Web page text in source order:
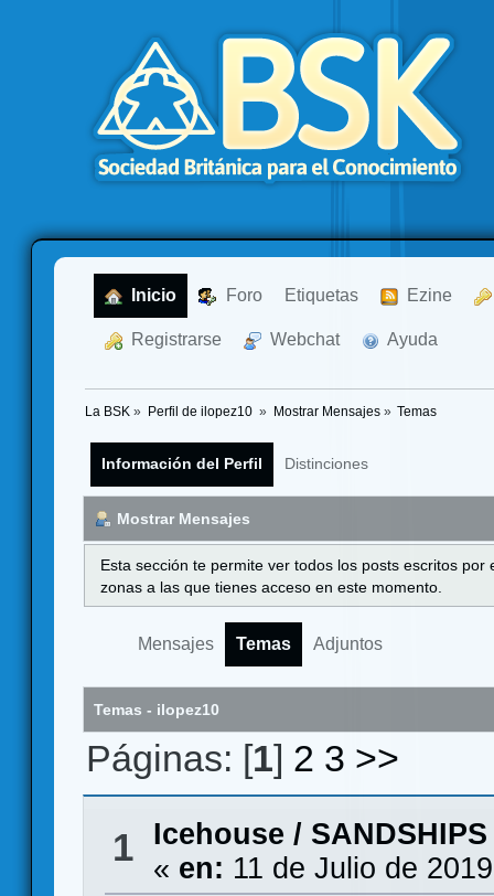
Inicio Foro Etiquetas Ezine
Registrarse Webchat Ayuda
La BSK » Perfil de ilopez10 » Mostrar Mensajes» Temas
Información del Perfil Distinciones
Mostrar Mensajes
Esta sección te permite ver todos los posts escritos
zonas a las que tienes acceso en este momento.
Mensajes Temas Adjuntos
Temas - ilopez10
Páginas: [1] 2 3 >>
1 Icehouse /
« en: 11 de Julio de